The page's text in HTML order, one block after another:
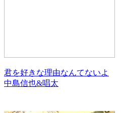
君を好きな理由なんてないよ
中島信也&唱太